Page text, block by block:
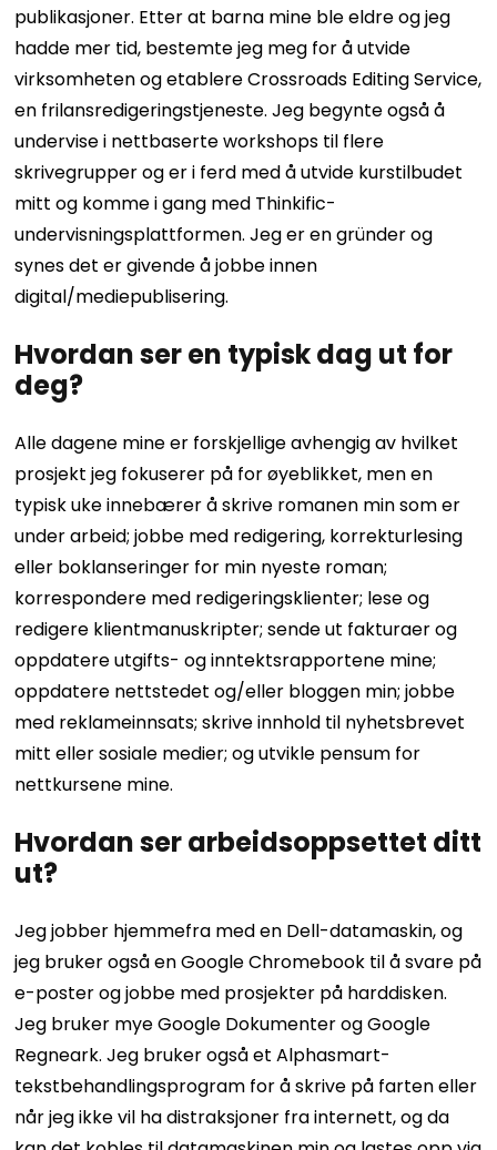
publikasjoner. Etter at barna mine ble eldre og jeg
hadde mer tid, bestemte jeg meg for å utvide
virksomheten og etablere Crossroads Editing Service,
en frilansredigeringstjeneste. Jeg begynte også å
undervise i nettbaserte workshops til flere
skrivegrupper og er i ferd med å utvide kurstilbudet
mitt og komme i gang med Thinkific-
undervisningsplattformen. Jeg er en gründer og
synes det er givende å jobbe innen
digital/mediepublisering.
Hvordan ser en typisk dag ut for
deg?
Alle dagene mine er forskjellige avhengig av hvilket
prosjekt jeg fokuserer på for øyeblikket, men en
typisk uke innebærer å skrive romanen min som er
under arbeid; jobbe med redigering, korrekturlesing
eller boklanseringer for min nyeste roman;
korrespondere med redigeringsklienter; lese og
redigere klientmanuskripter; sende ut fakturaer og
oppdatere utgifts- og inntektsrapportene mine;
oppdatere nettstedet og/eller bloggen min; jobbe
med reklameinnsats; skrive innhold til nyhetsbrevet
mitt eller sosiale medier; og utvikle pensum for
nettkursene mine.
Hvordan ser arbeidsoppsettet ditt
ut?
Jeg jobber hjemmefra med en Dell-datamaskin, og
jeg bruker også en Google Chromebook til å svare på
e-poster og jobbe med prosjekter på harddisken.
Jeg bruker mye Google Dokumenter og Google
Regneark. Jeg bruker også et Alphasmart-
tekstbehandlingsprogram for å skrive på farten eller
når jeg ikke vil ha distraksjoner fra internett, og da